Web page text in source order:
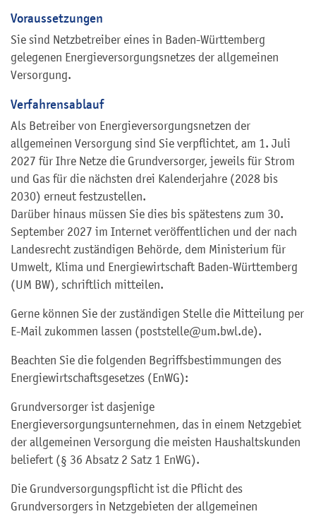
Voraussetzungen
Sie sind Netzbetreiber eines in Baden-Württemberg
gelegenen Energieversorgungsnetzes der allgemeinen
Versorgung.
Verfahrensablauf
Als Betreiber von Energieversorgungsnetzen der
allgemeinen Versorgung sind Sie verpflichtet, am 1. Juli
2027 für Ihre Netze die Grundversorger, jeweils für Strom
und Gas für die nächsten drei Kalenderjahre (2028 bis
2030) erneut festzustellen.
Darüber hinaus müssen Sie dies bis spätestens zum 30.
September 2027 im Internet veröffentlichen und der nach
Landesrecht zuständigen Behörde, dem Ministerium für
Umwelt, Klima und Energiewirtschaft Baden-Württemberg
(UM BW), schriftlich mitteilen.
Gerne können Sie der zuständigen Stelle die Mitteilung per
E-Mail zukommen lassen (poststelle@um.bwl.de).
Beachten Sie die folgenden Begriffsbestimmungen des
Energiewirtschaftsgesetzes (EnWG):
Grundversorger ist dasjenige
Energieversorgungsunternehmen, das in einem Netzgebiet
der allgemeinen Versorgung die meisten Haushaltskunden
beliefert (§ 36 Absatz 2 Satz 1 EnWG).
Die Grundversorgungspflicht ist die Pflicht des
Grundversorgers in Netzgebieten der allgemeinen